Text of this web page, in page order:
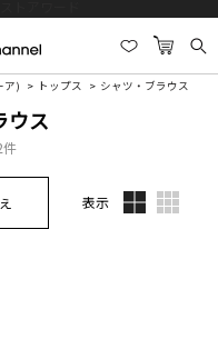
ア) トップス シャツ・ブラウス
ウス
件
表示